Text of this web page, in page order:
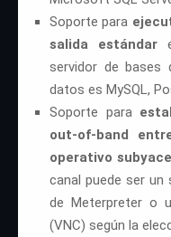
Soporte para
salida estándar
servidor de
datos es MySQL,
Soporte para
out-of-band
operativo
canal puede ser
de Meterpreter o
(VNC) según la